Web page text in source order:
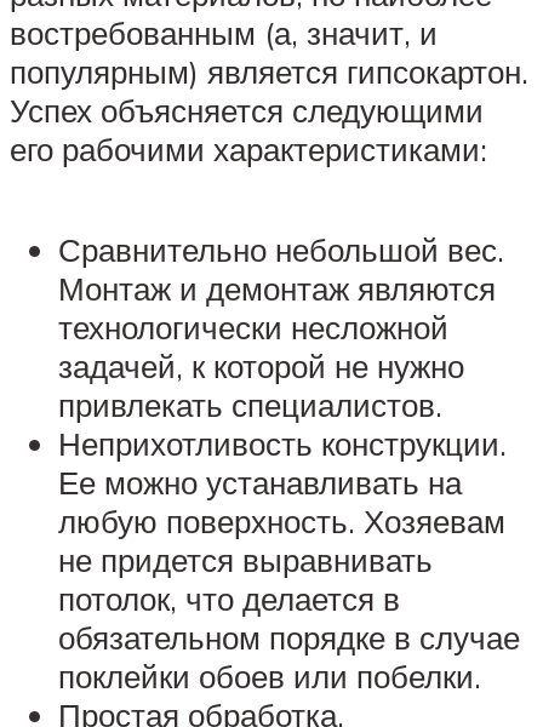
востребованным (а, значит, и
популярным) является гипсокартон.
Успех объясняется следующими
его рабочими характеристиками:
Сравнительно небольшой вес.
Монтаж и демонтаж являются
технологически несложной
задачей, к которой не нужно
привлекать специалистов.
Неприхотливость конструкции.
Ее можно устанавливать на
любую поверхность. Хозяевам
не придется выравнивать
потолок, что делается в
обязательном порядке в случае
поклейки обоев или побелки.
Простая обработка.